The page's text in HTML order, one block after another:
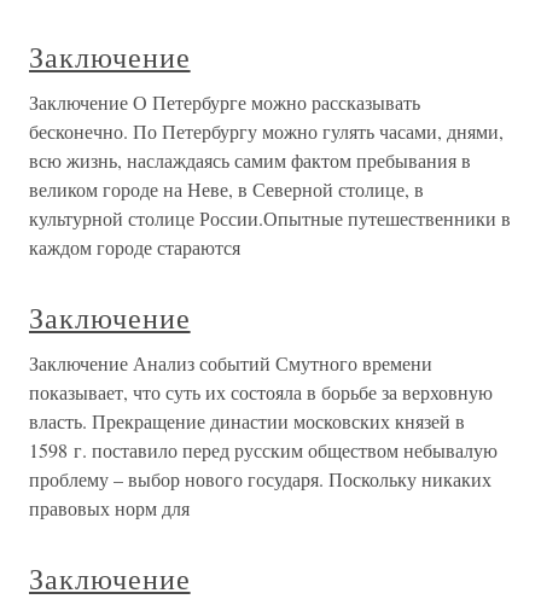
Заключение
Заключение О Петербурге можно рассказывать
бесконечно. По Петербургу можно гулять часами, днями,
всю жизнь, наслаждаясь самим фактом пребывания в
великом городе на Неве, в Северной столице, в
культурной столице России.Опытные путешественники в
каждом городе стараются
Заключение
Заключение Анализ событий Смутного времени
показывает, что суть их состояла в борьбе за верховную
власть. Прекращение династии московских князей в
1598 г. поставило перед русским обществом небывалую
проблему – выбор нового государя. Поскольку никаких
правовых норм для
Заключение